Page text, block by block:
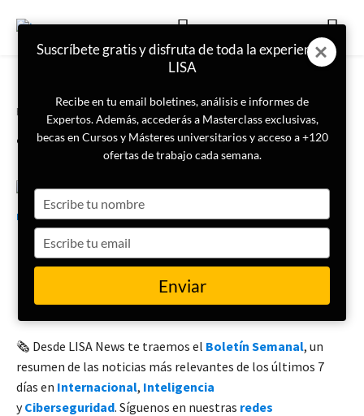
Portada
¿Qué ha pasado esta semana?
LISA News 4 de septiembre de 2023
Boletín semanal(26 DE AGOSTO
– 1 DE SEPTIEMBRE)
🗞️ Desde LISA News te traemos el Boletín Semanal, un
resumen de las noticias más relevantes de los últimos 7
días en Internacional, Inteligencia
yCiberseguridad. Síguenos en nuestras redes
Suscríbete gratis y disfruta de toda la experiencia
LISA
Recibe en tu email boletines, análisis e informes de
Expertos. Además, accederás a Masterclass exclusivas,
becas en Cursos y Másteres universitarios y acceso a +120
ofertas de trabajo cada semana.
your
name
your
email
Enviar